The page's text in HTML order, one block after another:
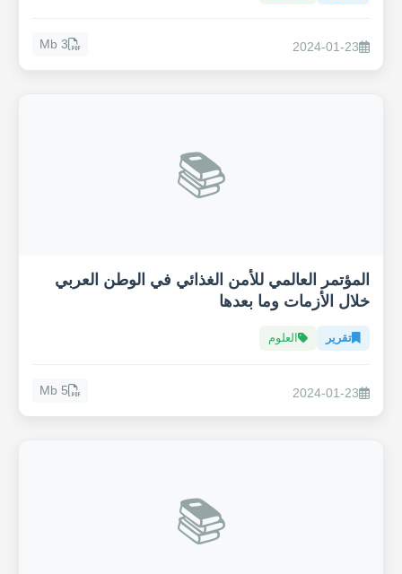
2024-01-23
3 Mb
📚
المؤتمر العالمي للأمن الغذائي في الوطن العربي
خلال الأزمات وما بعدها
تقرير العلوم
2024-01-23
5 Mb
📚